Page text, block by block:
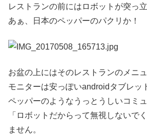
レストランの前にはロボットが突っ立
あぁ、日本のペッパーのパクリか！
お盆の上にはそのレストランのメニュ
モニターは安っぽいandroidタブレッ
ペッパーのようなうっとうしいコミ
「ロボットだからって無視しないで
ません。